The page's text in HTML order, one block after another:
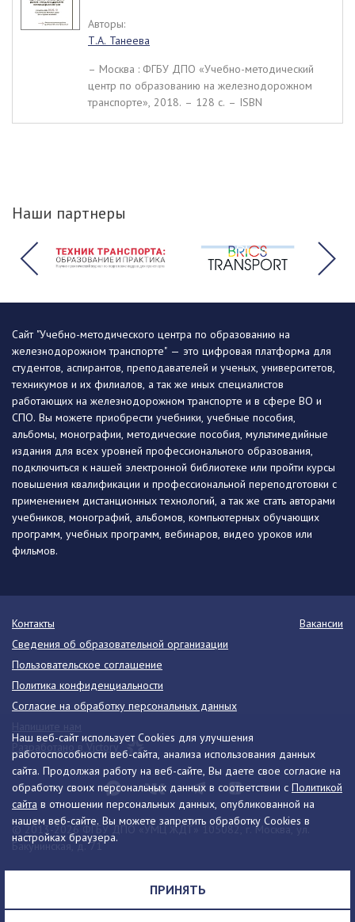
Авторы:
Т.А. Танеева
– Москва : ФГБУ ДПО «Учебно-методический
центр по образованию на железнодорожном
транспорте», 2018. – 128 c. – ISBN
Наши партнеры
Наш веб-сайт использует Cookies для улучшения
работоспособности веб-сайта, анализа использования данных
сайта. Продолжая работу на веб-сайте, Вы даете свое согласие на
обработку своих персональных данных в соответствии с Политикой
сайта в отношении персональных данных, опубликованной на
нашем веб-сайте. Вы можете запретить обработку Cookies в
настройках браузера.
ПРИНЯТЬ
Сайт "Учебно-методического центра по образованию на
железнодорожном транспорте" — это цифровая платформа для
студентов, аспирантов, преподавателей и ученых, университетов,
техникумов и их филиалов, а так же иных специалистов
работающих на железнодорожном транспорте и в сфере ВО и
СПО. Вы можете приобрести учебники, учебные пособия,
альбомы, монографии, методические пособия, мультимедийные
издания для всех уровней профессионального образования,
подключиться к нашей электронной библиотеке или пройти курсы
повышения квалификации и профессиональной переподготовки с
применением дистанционных технологий, а так же стать авторами
учебников, монографий, альбомов, компьютерных обучающих
программ, учебных программ, вебинаров, видео уроков или
фильмов.
© 2013-2026 ФГБУ ДПО «УМЦ ЖДТ» 105082, г. Москва, ул.
Бакунинская, д. 71
Телефон:8 (495) 739-00-30 info@umczdt.ru
схема проезда
Контакты
Вакансии
Сведения об образовательной организации
Пользовательское соглашение
Политика конфиденциальности
Согласие на обработку персональных данных
Разработано в Victory